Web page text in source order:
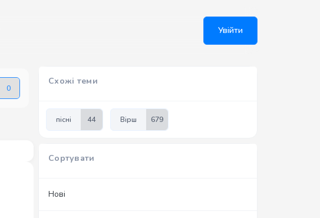
Увійти
0
Схожі теми
пісні 44 Вірш 679
Сортувати
Нові